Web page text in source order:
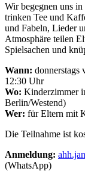
Wir begegnen uns
trinken Tee und
und Fabeln, Lieder
Atmosphäre teilen
Spielsachen und
Wann: donnerstags
12:30 Uhr
Wo: Kinderzimmer
Berlin/Westend)
Wer: für Eltern mit
Die Teilnahme ist
Anmeldung:
(WhatsApp)